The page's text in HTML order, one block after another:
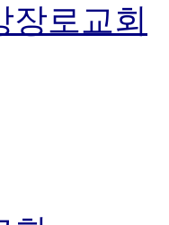
로교회